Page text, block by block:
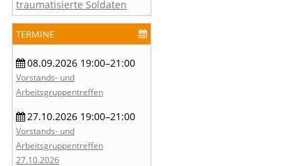
traumatisierte Soldaten
TERMINE
08.09.2026 19:00–21:00
Vorstands- und
Arbeitsgruppentreffen
27.10.2026 19:00–21:00
Vorstands- und
Arbeitsgruppentreffen
27.10.2026